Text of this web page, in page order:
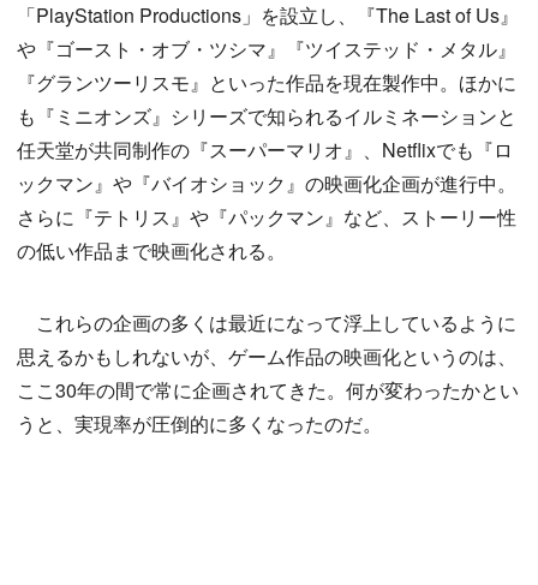
「PlayStation Productions」を設立し、『The Last of Us』
や『ゴースト・オブ・ツシマ』『ツイステッド・メタル』
『グランツーリスモ』といった作品を現在製作中。ほかに
も『ミニオンズ』シリーズで知られるイルミネーションと
任天堂が共同制作の『スーパーマリオ』、Netflixでも『ロ
ックマン』や『バイオショック』の映画化企画が進行中。
さらに『テトリス』や『パックマン』など、ストーリー性
の低い作品まで映画化される。
これらの企画の多くは最近になって浮上しているように
思えるかもしれないが、ゲーム作品の映画化というのは、
ここ30年の間で常に企画されてきた。何が変わったかとい
うと、実現率が圧倒的に多くなったのだ。